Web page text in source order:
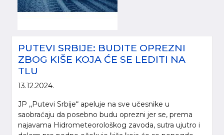
PUTEVI SRBIJE: BUDITE OPREZNI
ZBOG KIŠE KOJA ĆE SE LEDITI NA
TLU
13.12.2024.
JP ,,Putevi Srbije“ apeluje na sve učesnike u
saobraćaju da posebno budu oprezni jer se, prema
najavama Hidrometeorološkog zavoda, sutra ujutro i